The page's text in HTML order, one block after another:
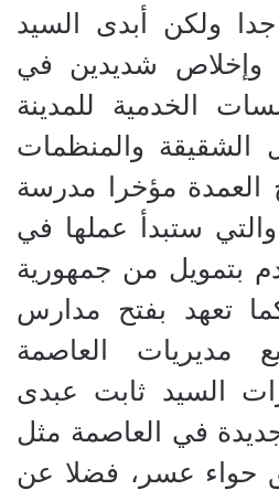
ولكن أبدى السيد
وإخلاص شديدين في
الخدمية للمدينة
الشقيقة والمنظمات
العمدة مؤخرا مدرسة
والتي ستبدأ عملها في
بتمويل من جمهورية
تعهد بفتح مدارس
مديريات العاصمة
السيد ثابت عبدى
في العاصمة مثل
وطريق حواء عسر، فضلا عن